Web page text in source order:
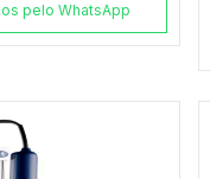
pelo WhatsApp